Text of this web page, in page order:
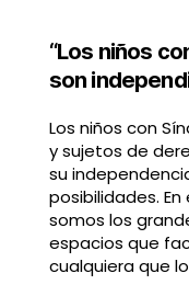
“Los niños
son
Los niños con
y sujetos de
su
posibilidades.
somos los
espacios que
cualquiera que